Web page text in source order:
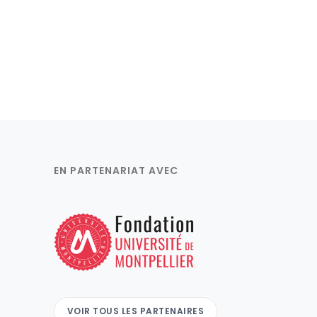
EN PARTENARIAT AVEC
VOIR TOUS LES PARTENAIRES